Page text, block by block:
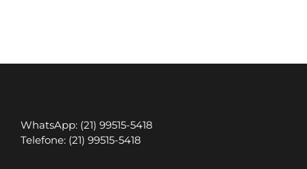
WhatsApp: (21) 99515-5418
Telefone: (21) 99515-5418